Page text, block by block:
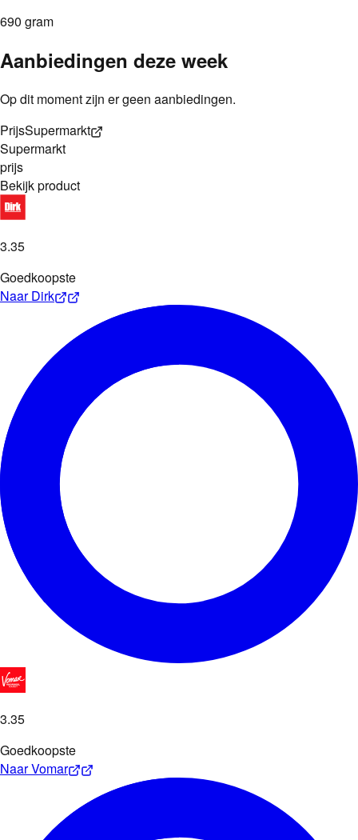
690 gram
Aanbiedingen deze week
Op dit moment zijn er geen aanbiedingen.
PrijsSupermarkt
Supermarkt
prijs
Bekijk product
3.35
Goedkoopste
NaarDirk
3.35
Goedkoopste
NaarVomar